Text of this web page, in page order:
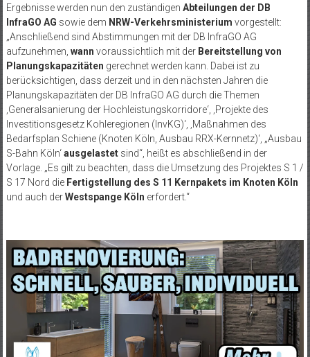
Ergebnisse werden nun den zuständigen Abteilungen der DB
InfraGO AG sowie dem NRW-Verkehrsministerium vorgestellt:
„Anschließend sind Abstimmungen mit der DB InfraGO AG
aufzunehmen, wann voraussichtlich mit der Bereitstellung von
Planungskapazitäten gerechnet werden kann. Dabei ist zu
berücksichtigen, dass derzeit und in den nächsten Jahren die
Planungskapazitäten der DB InfraGO AG durch die Themen
‚Generalsanierung der Hochleistungskorridore‘, ‚Projekte des
Investitionsgesetz Kohleregionen (InvKG)‘, ‚Maßnahmen des
Bedarfsplan Schiene (Knoten Köln, Ausbau RRX-Kernnetz)‘, „Ausbau
S-Bahn Köln‘ausgelastetsind“, heißt es abschließend in der
Vorlage. „Es gilt zu beachten, dass die Umsetzung des Projektes S 1 /
S 17 Nord die Fertigstellung des S 11 Kernpakets im Knoten Köln
und auch derWestspange Köln erfordert.“